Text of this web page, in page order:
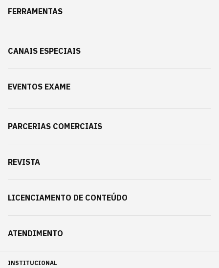
FERRAMENTAS
CANAIS ESPECIAIS
EVENTOS EXAME
PARCERIAS COMERCIAIS
REVISTA
LICENCIAMENTO DE CONTEÚDO
ATENDIMENTO
INSTITUCIONAL